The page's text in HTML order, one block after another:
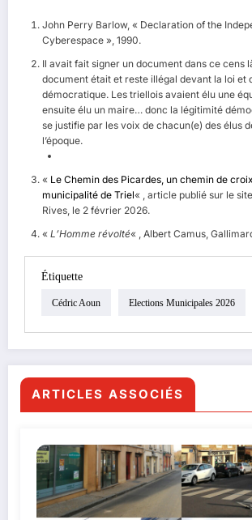
John Perry Barlow, « Declaration of the
Cyberespace », 1990.
Il avait fait signer un document dans ce cens
document était et reste illégal devant la loi et
démocratique. Les triellois avaient élu une
ensuite élu un maire… donc la légitimité
se justifie par les voix de chacun(e) des élus
l’époque.
« Le Chemin des Picardes, un chemin de
municipalité de Triel« , article publié sur le
Rives, le 2 février 2026.
« L’Homme révolté« , Albert Camus,
Étiquette
Cédric Aoun Elections Municipales 2026
ARTICLES ASSOCIÉS